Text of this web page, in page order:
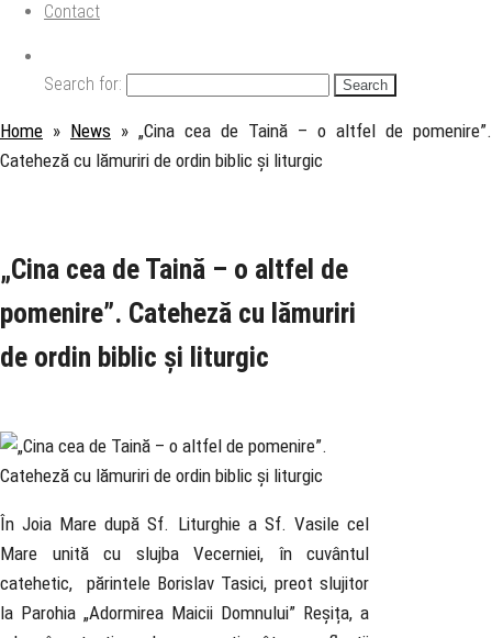
Contact
Search for:
Home » News » „Cina cea de Taină – o altfel de pomenire”.
Cateheză cu lămuriri de ordin biblic și liturgic
„Cina cea de Taină – o altfel de
pomenire”. Cateheză cu lămuriri
de ordin biblic și liturgic
În Joia Mare după Sf. Liturghie a Sf. Vasile cel
Mare unită cu slujba Vecerniei, în cuvântul
catehetic, părintele Borislav Tasici, preot slujitor
la Parohia „Adormirea Maicii Domnului” Reșița, a